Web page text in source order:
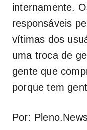
internamente.
responsáveis
vítimas dos
uma troca de
gente que
porque tem
Por: